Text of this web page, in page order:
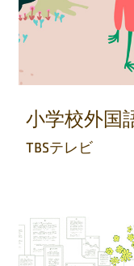
小学校外
TBSテレビ